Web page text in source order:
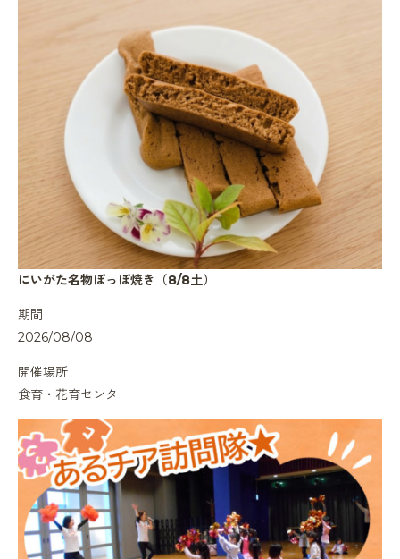
にいがた名物ぽっぽ焼き（8/8土）
期間
2026/08/08
開催場所
食育・花育センター